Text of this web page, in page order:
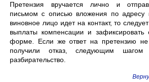
Претензия вручается лично и
письмом с описью вложения по адресу
виновное лицо идет на контакт, то
выплаты компенсации и зафиксировать
форме. Если же ответ на претензию
получили отказ, следующим шагом
разбирательство.